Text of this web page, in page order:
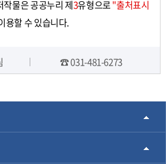
작물은 공공누리 제3유형으로"출처표시
용할 수 있습니다.
☎ 031-481-6273